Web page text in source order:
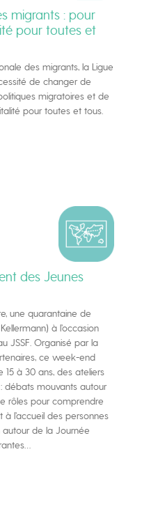
migrants : pour
pour toutes et
des migrants, la Ligue
de changer de
migratoires et de
pour toutes et tous.
des Jeunes
une quarantaine de
à l’occasion
JSSF. Organisé par la
ce week-end
à 30 ans, des ateliers
débats mouvants autour
rôles pour comprendre
l’accueil des personnes
de la Journée